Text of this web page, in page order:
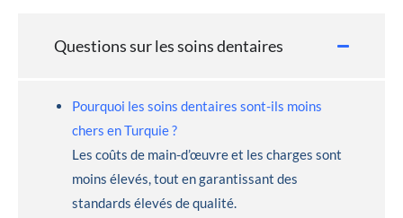
Questions sur les soins dentaires
Pourquoi les soins dentaires sont-ils moins
chers en Turquie ?
Les coûts de main-d’œuvre et les charges sont
moins élevés, tout en garantissant des
standards élevés de qualité.